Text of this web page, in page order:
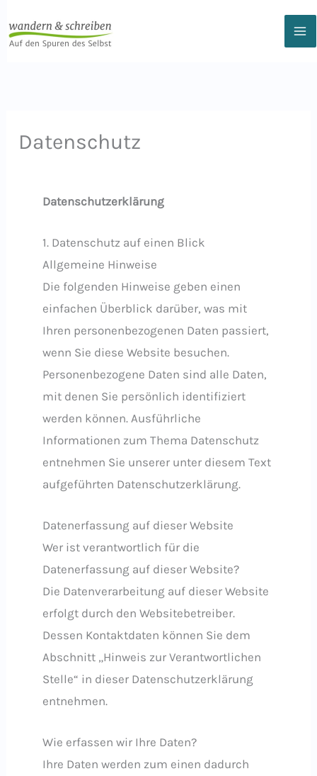
Inhalt
Datenschutz
Datenschutz­erklärung
1. Datenschutz auf einen Blick
Allgemeine Hinweise
Die folgenden Hinweise geben einen
einfachen Überblick darüber, was mit
Ihren personenbezogenen Daten passiert,
wenn Sie diese Website besuchen.
Personenbezogene Daten sind alle Daten,
mit denen Sie persönlich identifiziert
werden können. Ausführliche
Informationen zum Thema Datenschutz
entnehmen Sie unserer unter diesem Text
aufgeführten Datenschutzerklärung.
Datenerfassung auf dieser Website
Wer ist verantwortlich für die
Datenerfassung auf dieser Website?
Die Datenverarbeitung auf dieser Website
erfolgt durch den Websitebetreiber.
Dessen Kontaktdaten können Sie dem
Abschnitt „Hinweis zur Verantwortlichen
Stelle“ in dieser Datenschutzerklärung
entnehmen.
Wie erfassen wir Ihre Daten?
Ihre Daten werden zum einen dadurch